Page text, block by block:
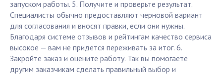
запуском работы. 5. Получите и проверьте результат.
Специалисты обычно предоставляют черновой вариант
для согласования и вносят правки, если они нужны.
Благодаря системе отзывов и рейтингам качество сервиса
высокое — вам не придется переживать за итог. 6.
Закройте заказ и оцените работу. Так вы помогаете
другим заказчикам сделать правильный выбор и